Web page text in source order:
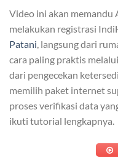
Admin dapat
keluarga atau teman
Berlaku Nasional
Kuota keluarga bisa
untuk jaringan 2G,
Kuota ini hanya bisa
Video ini akan memandu
melakukan registrasi
Patani , langsung dari
cara paling praktis
dari pengecekan
memilih paket internet
proses verifikasi data
ikuti tutorial lengkapnya.